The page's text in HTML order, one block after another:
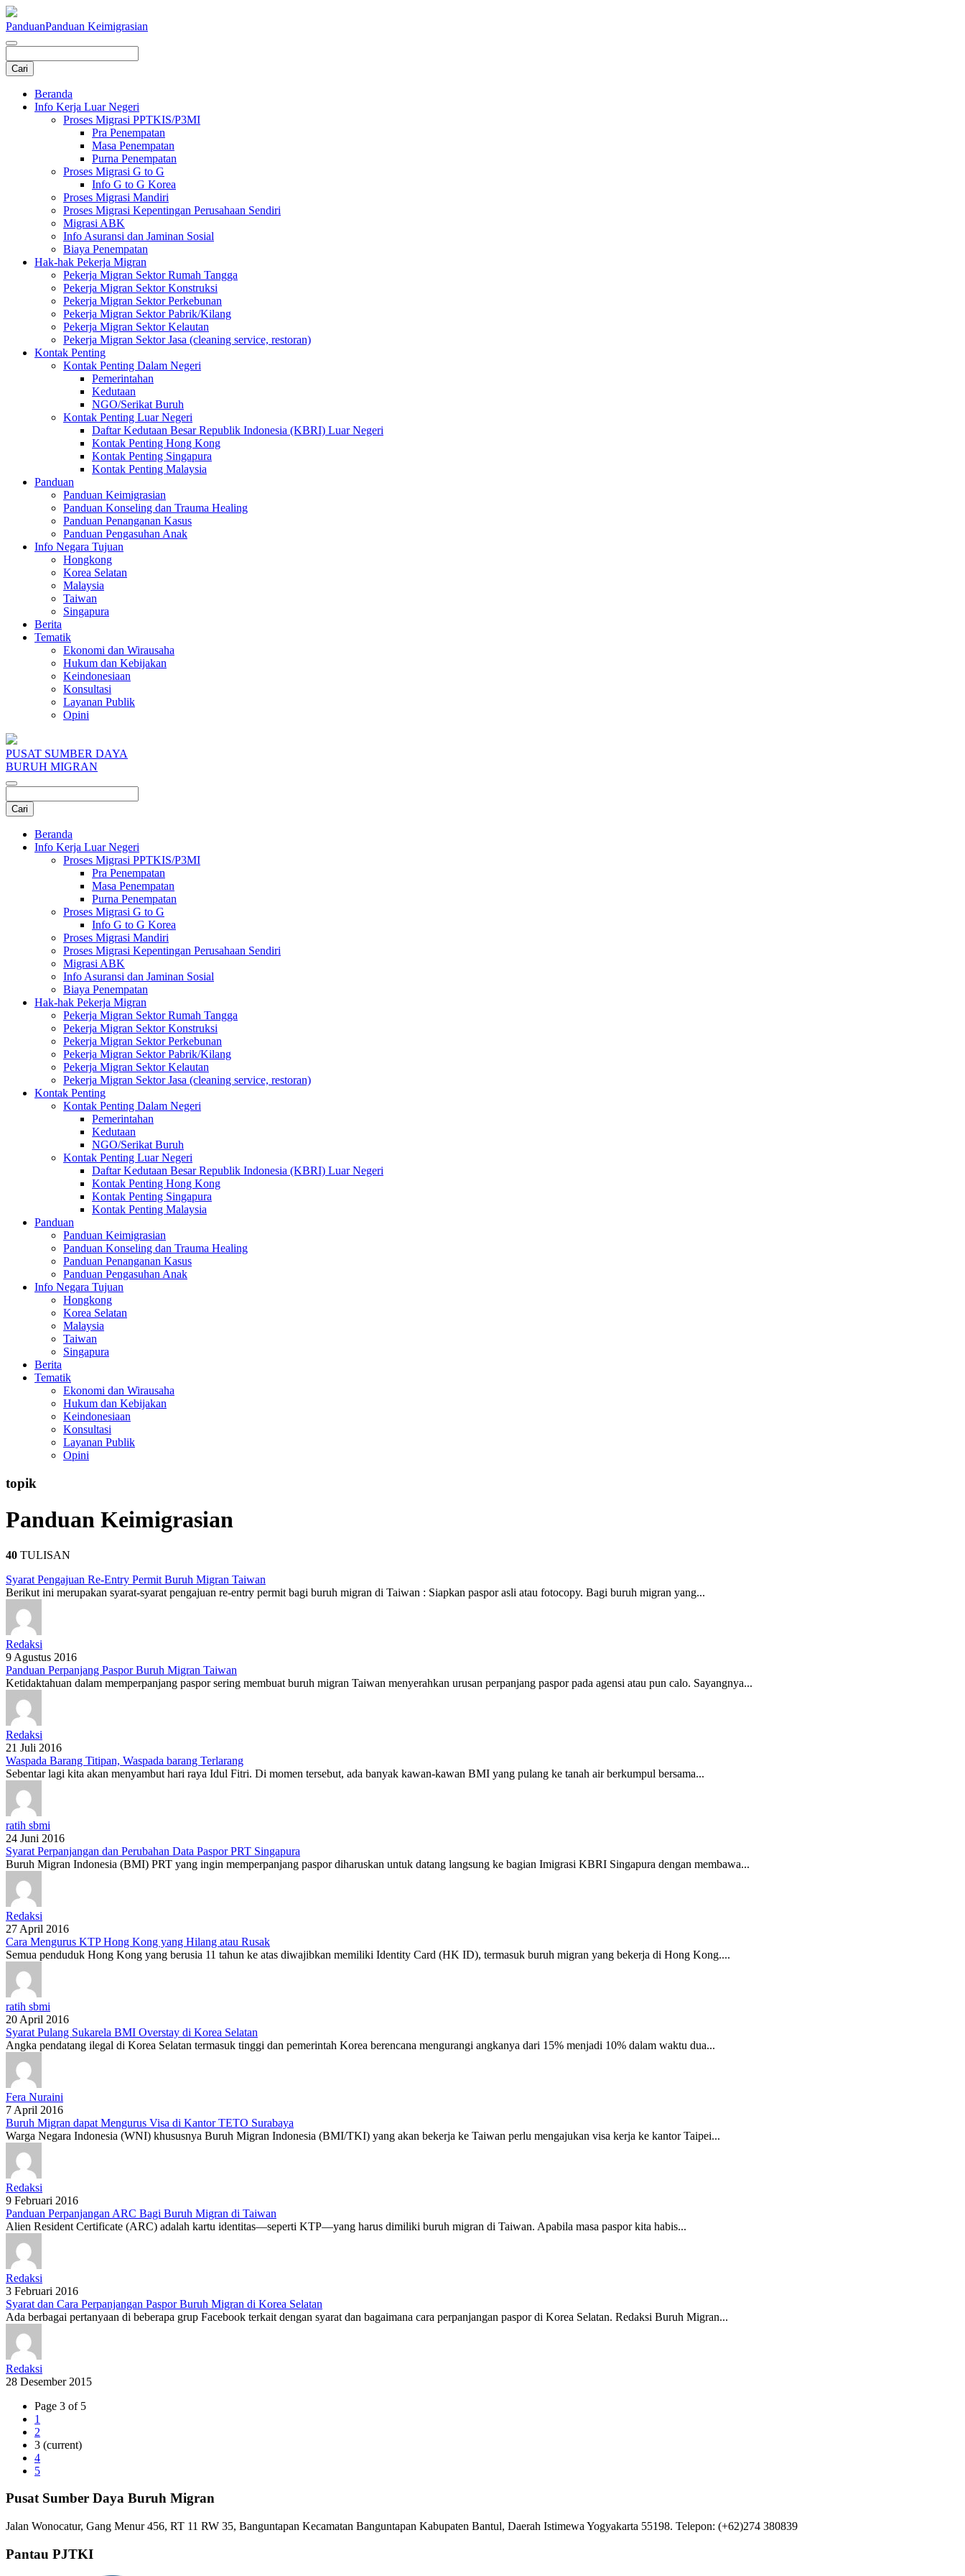
PanduanPanduan Keimigrasian
Beranda
Info Kerja Luar Negeri
Proses Migrasi PPTKIS/P3MI
Pra Penempatan
Masa Penempatan
Purna Penempatan
Proses Migrasi G to G
Info G to G Korea
Proses Migrasi Mandiri
Proses Migrasi Kepentingan Perusahaan Sendiri
Migrasi ABK
Info Asuransi dan Jaminan Sosial
Biaya Penempatan
Hak-hak Pekerja Migran
Pekerja Migran Sektor Rumah Tangga
Pekerja Migran Sektor Konstruksi
Pekerja Migran Sektor Perkebunan
Pekerja Migran Sektor Pabrik/Kilang
Pekerja Migran Sektor Kelautan
Pekerja Migran Sektor Jasa (cleaning service, restoran)
Kontak Penting
Kontak Penting Dalam Negeri
Pemerintahan
Kedutaan
NGO/Serikat Buruh
Kontak Penting Luar Negeri
Daftar Kedutaan Besar Republik Indonesia (KBRI) Luar Negeri
Kontak Penting Hong Kong
Kontak Penting Singapura
Kontak Penting Malaysia
Panduan
Panduan Keimigrasian
Panduan Konseling dan Trauma Healing
Panduan Penanganan Kasus
Panduan Pengasuhan Anak
Info Negara Tujuan
Hongkong
Korea Selatan
Malaysia
Taiwan
Singapura
Berita
Tematik
Ekonomi dan Wirausaha
Hukum dan Kebijakan
Keindonesiaan
Konsultasi
Layanan Publik
Opini
PUSAT SUMBER DAYA
BURUH MIGRAN
Beranda
Info Kerja Luar Negeri
Proses Migrasi PPTKIS/P3MI
Pra Penempatan
Masa Penempatan
Purna Penempatan
Proses Migrasi G to G
Info G to G Korea
Proses Migrasi Mandiri
Proses Migrasi Kepentingan Perusahaan Sendiri
Migrasi ABK
Info Asuransi dan Jaminan Sosial
Biaya Penempatan
Hak-hak Pekerja Migran
Pekerja Migran Sektor Rumah Tangga
Pekerja Migran Sektor Konstruksi
Pekerja Migran Sektor Perkebunan
Pekerja Migran Sektor Pabrik/Kilang
Pekerja Migran Sektor Kelautan
Pekerja Migran Sektor Jasa (cleaning service, restoran)
Kontak Penting
Kontak Penting Dalam Negeri
Pemerintahan
Kedutaan
NGO/Serikat Buruh
Kontak Penting Luar Negeri
Daftar Kedutaan Besar Republik Indonesia (KBRI) Luar Negeri
Kontak Penting Hong Kong
Kontak Penting Singapura
Kontak Penting Malaysia
Panduan
Panduan Keimigrasian
Panduan Konseling dan Trauma Healing
Panduan Penanganan Kasus
Panduan Pengasuhan Anak
Info Negara Tujuan
Hongkong
Korea Selatan
Malaysia
Taiwan
Singapura
Berita
Tematik
Ekonomi dan Wirausaha
Hukum dan Kebijakan
Keindonesiaan
Konsultasi
Layanan Publik
Opini
topik
Panduan Keimigrasian
40 TULISAN
Syarat Pengajuan Re-Entry Permit Buruh Migran Taiwan
Berikut ini merupakan syarat-syarat pengajuan re-entry permit bagi buruh migran di Taiwan : Siapkan paspor asli atau fotocopy. Bagi buruh migran yang...
Redaksi
9 Agustus 2016
Panduan Perpanjang Paspor Buruh Migran Taiwan
Ketidaktahuan dalam memperpanjang paspor sering membuat buruh migran Taiwan menyerahkan urusan perpanjang paspor pada agensi atau pun calo. Sayangnya...
Redaksi
21 Juli 2016
Waspada Barang Titipan, Waspada barang Terlarang
Sebentar lagi kita akan menyambut hari raya Idul Fitri. Di momen tersebut, ada banyak kawan-kawan BMI yang pulang ke tanah air berkumpul bersama...
ratih sbmi
24 Juni 2016
Syarat Perpanjangan dan Perubahan Data Paspor PRT Singapura
Buruh Migran Indonesia (BMI) PRT yang ingin memperpanjang paspor diharuskan untuk datang langsung ke bagian Imigrasi KBRI Singapura dengan membawa...
Redaksi
27 April 2016
Cara Mengurus KTP Hong Kong yang Hilang atau Rusak
Semua penduduk Hong Kong yang berusia 11 tahun ke atas diwajibkan memiliki Identity Card (HK ID), termasuk buruh migran yang bekerja di Hong Kong....
ratih sbmi
20 April 2016
Syarat Pulang Sukarela BMI Overstay di Korea Selatan
Angka pendatang ilegal di Korea Selatan termasuk tinggi dan pemerintah Korea berencana mengurangi angkanya dari 15% menjadi 10% dalam waktu dua...
Fera Nuraini
7 April 2016
Buruh Migran dapat Mengurus Visa di Kantor TETO Surabaya
Warga Negara Indonesia (WNI) khususnya Buruh Migran Indonesia (BMI/TKI) yang akan bekerja ke Taiwan perlu mengajukan visa kerja ke kantor Taipei...
Redaksi
9 Februari 2016
Panduan Perpanjangan ARC Bagi Buruh Migran di Taiwan
Alien Resident Certificate (ARC) adalah kartu identitas—seperti KTP—yang harus dimiliki buruh migran di Taiwan. Apabila masa paspor kita habis...
Redaksi
3 Februari 2016
Syarat dan Cara Perpanjangan Paspor Buruh Migran di Korea Selatan
Ada berbagai pertanyaan di beberapa grup Facebook terkait dengan syarat dan bagaimana cara perpanjangan paspor di Korea Selatan. Redaksi Buruh Migran...
Redaksi
28 Desember 2015
Page 3 of 5
1
2
3 (current)
4
5
Pusat Sumber Daya Buruh Migran
Jalan Wonocatur, Gang Menur 456, RT 11 RW 35, Banguntapan Kecamatan Banguntapan Kabupaten Bantul, Daerah Istimewa Yogyakarta 55198. Telepon: (+62)274 380839
Pantau PJTKI